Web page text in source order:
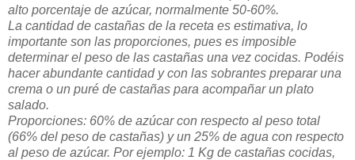
alto porcentaje de azúcar, normalmente 50-60%.
La cantidad de castañas de la receta es estimativa, lo
importante son las proporciones, pues es imposible
determinar el peso de las castañas una vez cocidas. Podéis
hacer abundante cantidad y con las sobrantes preparar una
crema o un puré de castañas para acompañar un plato
salado.
Proporciones: 60% de azúcar con respecto al peso total
(66% del peso de castañas) y un 25% de agua con respecto
al peso de azúcar. Por ejemplo: 1 Kg de castañas cocidas,